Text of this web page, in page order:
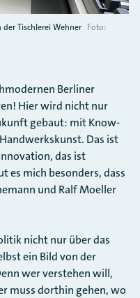
Tischlerei Wehner Foto:
Berliner
Hier wird nicht nur
gebaut: mit Know-
Das ist
das ist
es mich besonders, dass
und Ralf Moeller
nicht nur über das
ein Bild von der
wer verstehen will,
muss dorthin gehen, wo